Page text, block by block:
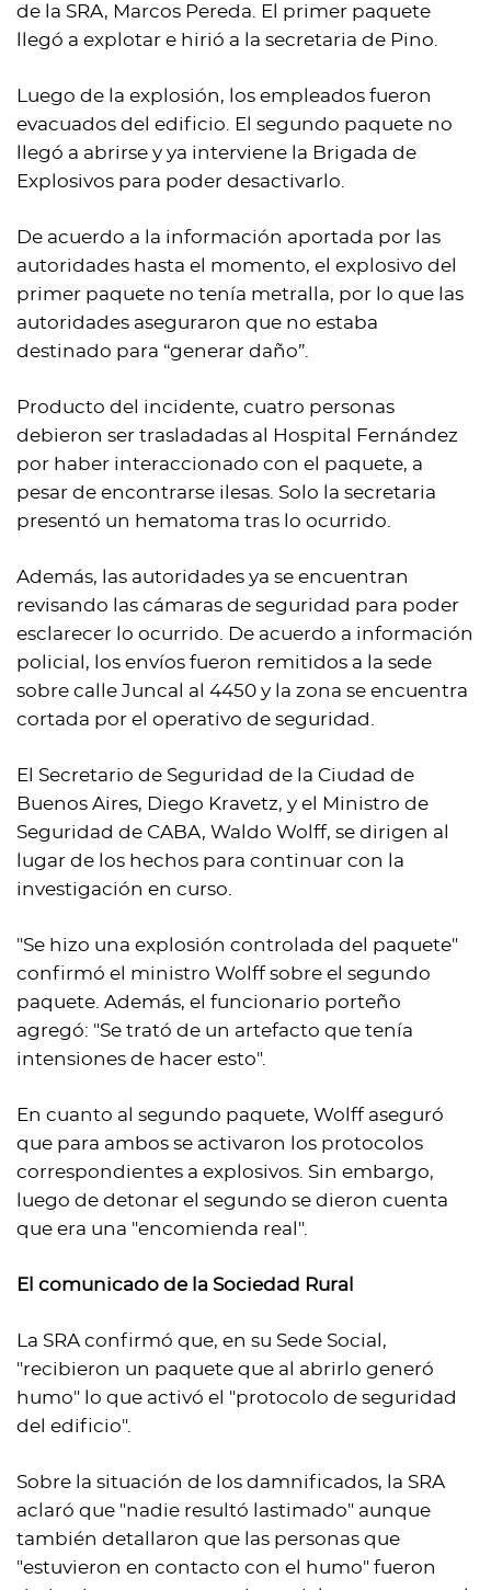
de la SRA, Marcos Pereda. El primer paquete
llegó a explotar e hirió a la secretaria de Pino.
Luego de la explosión, los empleados fueron
evacuados del edificio. El segundo paquete no
llegó a abrirse y ya interviene la Brigada de
Explosivos para poder desactivarlo.
De acuerdo a la información aportada por las
autoridades hasta el momento, el explosivo del
primer paquete no tenía metralla, por lo que las
autoridades aseguraron que no estaba
destinado para “generar daño”.
Producto del incidente, cuatro personas
debieron ser trasladadas al Hospital Fernández
por haber interaccionado con el paquete, a
pesar de encontrarse ilesas. Solo la secretaria
presentó un hematoma tras lo ocurrido.
Además, las autoridades ya se encuentran
revisando las cámaras de seguridad para poder
esclarecer lo ocurrido. De acuerdo a información
policial, los envíos fueron remitidos a la sede
sobre calle Juncal al 4450 y la zona se encuentra
cortada por el operativo de seguridad.
El Secretario de Seguridad de la Ciudad de
Buenos Aires, Diego Kravetz, y el Ministro de
Seguridad de CABA, Waldo Wolff, se dirigen al
lugar de los hechos para continuar con la
investigación en curso.
"Se hizo una explosión controlada del paquete"
confirmó el ministro Wolff sobre el segundo
paquete. Además, el funcionario porteño
agregó: "Se trató de un artefacto que tenía
intensiones de hacer esto".
En cuanto al segundo paquete, Wolff aseguró
que para ambos se activaron los protocolos
correspondientes a explosivos. Sin embargo,
luego de detonar el segundo se dieron cuenta
que era una "encomienda real".
El comunicado de la Sociedad Rural
La SRA confirmó que, en su Sede Social,
"recibieron un paquete que al abrirlo generó
humo" lo que activó el "protocolo de seguridad
del edificio".
Sobre la situación de los damnificados, la SRA
aclaró que "nadie resultó lastimado" aunque
también detallaron que las personas que
"estuvieron en contacto con el humo" fueron